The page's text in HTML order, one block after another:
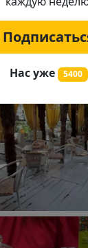
Нас уже 5400